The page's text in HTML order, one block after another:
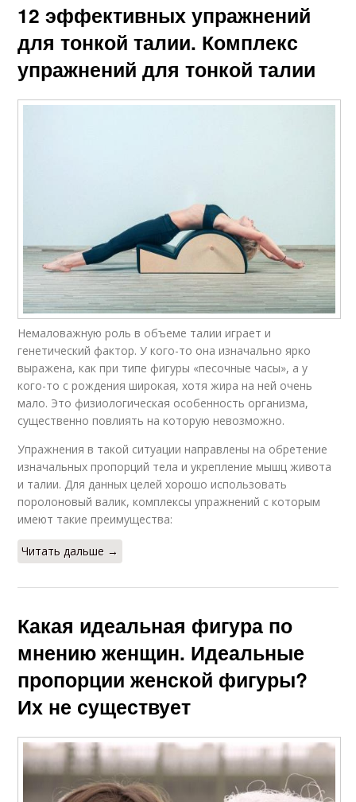
12 эффективных упражнений
для тонкой талии. Комплекс
упражнений для тонкой талии
Немаловажную роль в объеме талии играет и
генетический фактор. У кого-то она изначально ярко
выражена, как при типе фигуры «песочные часы», а у
кого-то с рождения широкая, хотя жира на ней очень
мало. Это физиологическая особенность организма,
существенно повлиять на которую невозможно.
Упражнения в такой ситуации направлены на обретение
изначальных пропорций тела и укрепление мышц живота
и талии. Для данных целей хорошо использовать
поролоновый валик, комплексы упражнений с которым
имеют такие преимущества:
Читать дальше →
Какая идеальная фигура по
мнению женщин. Идеальные
пропорции женской фигуры?
Их не существует